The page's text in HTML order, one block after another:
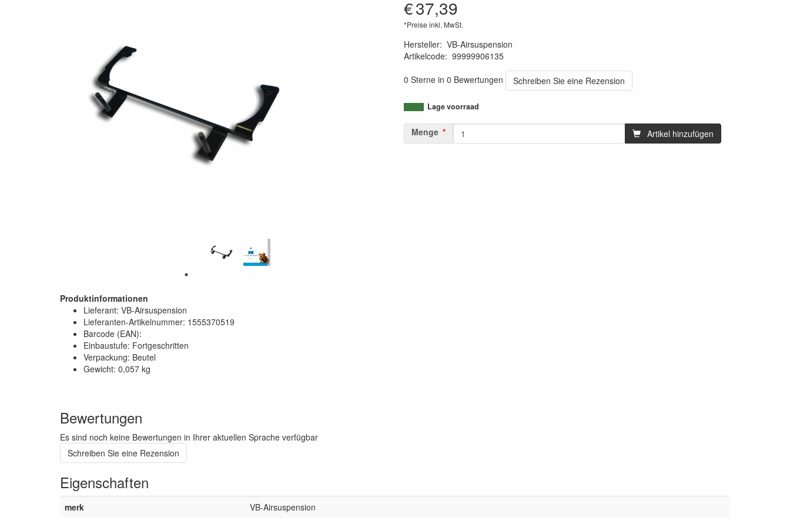
€37,39
*Preise inkl. MwSt.
Hersteller: VB-Airsuspension
Artikelcode: 99999906135
0 Sterne in 0 Bewertungen
Schreiben Sie eine Rezension
Lage voorraad
Menge Artikel hinzufügen
Produktinformationen
Lieferant: VB-Airsuspension
Lieferanten-Artikelnummer: 1555370519
Barcode (EAN):
Einbaustufe: Fortgeschritten
Verpackung: Beutel
Gewicht: 0,057 kg
Bewertungen
Es sind noch keine Bewertungen in Ihrer aktuellen Sprache verfügbar
Schreiben Sie eine Rezension
Eigenschaften
merk VB-Airsuspension